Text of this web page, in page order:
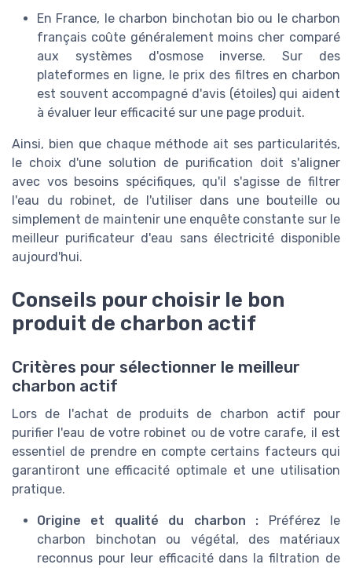
En France, le charbon binchotan bio ou le charbon
français coûte généralement moins cher comparé
aux systèmes d'osmose inverse. Sur des
plateformes en ligne, le prix des filtres en charbon
est souvent accompagné d'avis (étoiles) qui aident
à évaluer leur efficacité sur une page produit.
Ainsi, bien que chaque méthode ait ses particularités,
le choix d'une solution de purification doit s'aligner
avec vos besoins spécifiques, qu'il s'agisse de filtrer
l'eau du robinet, de l'utiliser dans une bouteille ou
simplement de maintenir une enquête constante sur le
meilleur purificateur d'eau sans électricité disponible
aujourd'hui.
Conseils pour choisir le bon
produit de charbon actif
Critères pour sélectionner le meilleur
charbon actif
Lors de l'achat de produits de charbon actif pour
purifier l'eau de votre robinet ou de votre carafe, il est
essentiel de prendre en compte certains facteurs qui
garantiront une efficacité optimale et une utilisation
pratique.
Origine et qualité du charbon : Préférez le
charbon binchotan ou végétal, des matériaux
reconnus pour leur efficacité dans la filtration de